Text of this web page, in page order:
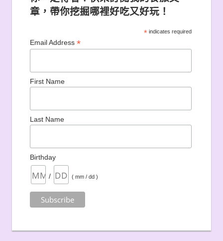
章，帶你挖掘哪裡好吃又好玩！
*indicates required
Email Address *
First Name
Last Name
Birthday
/ ( mm / dd )